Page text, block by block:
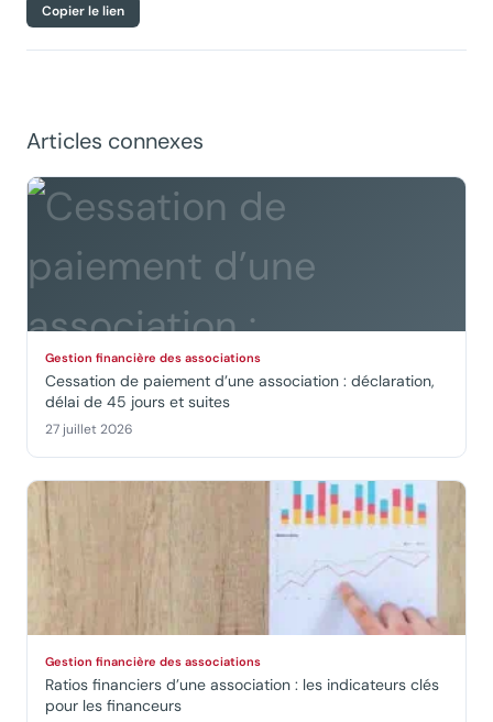
Copier le lien
Articles connexes
Gestion financière des associations
Cessation de paiement d’une association : déclaration,
délai de 45 jours et suites
27 juillet 2026
Gestion financière des associations
Ratios financiers d’une association : les indicateurs clés
pour les financeurs